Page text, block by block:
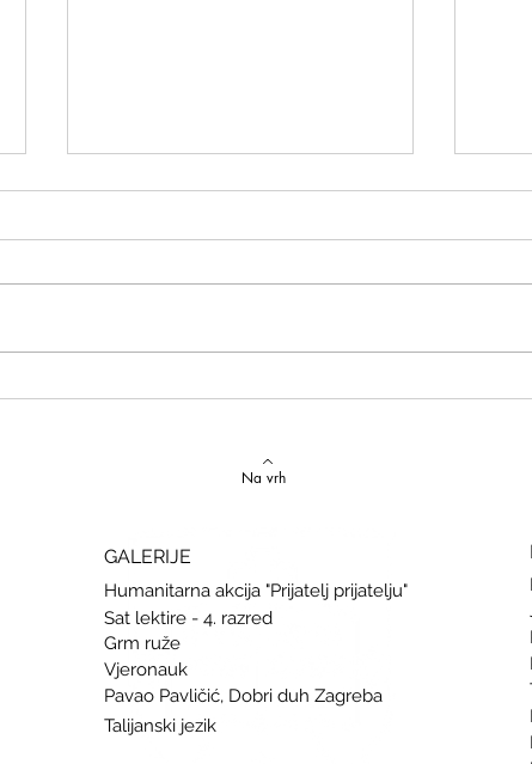
Na vrh
GALERIJE
Humanitarna akcija "Prijatelj prijatelju"
Sat lektire - 4. razred
Grm ruže
Vjeronauk
Pavao Pavličić, Dobri duh Zagreba
Talijanski jezik